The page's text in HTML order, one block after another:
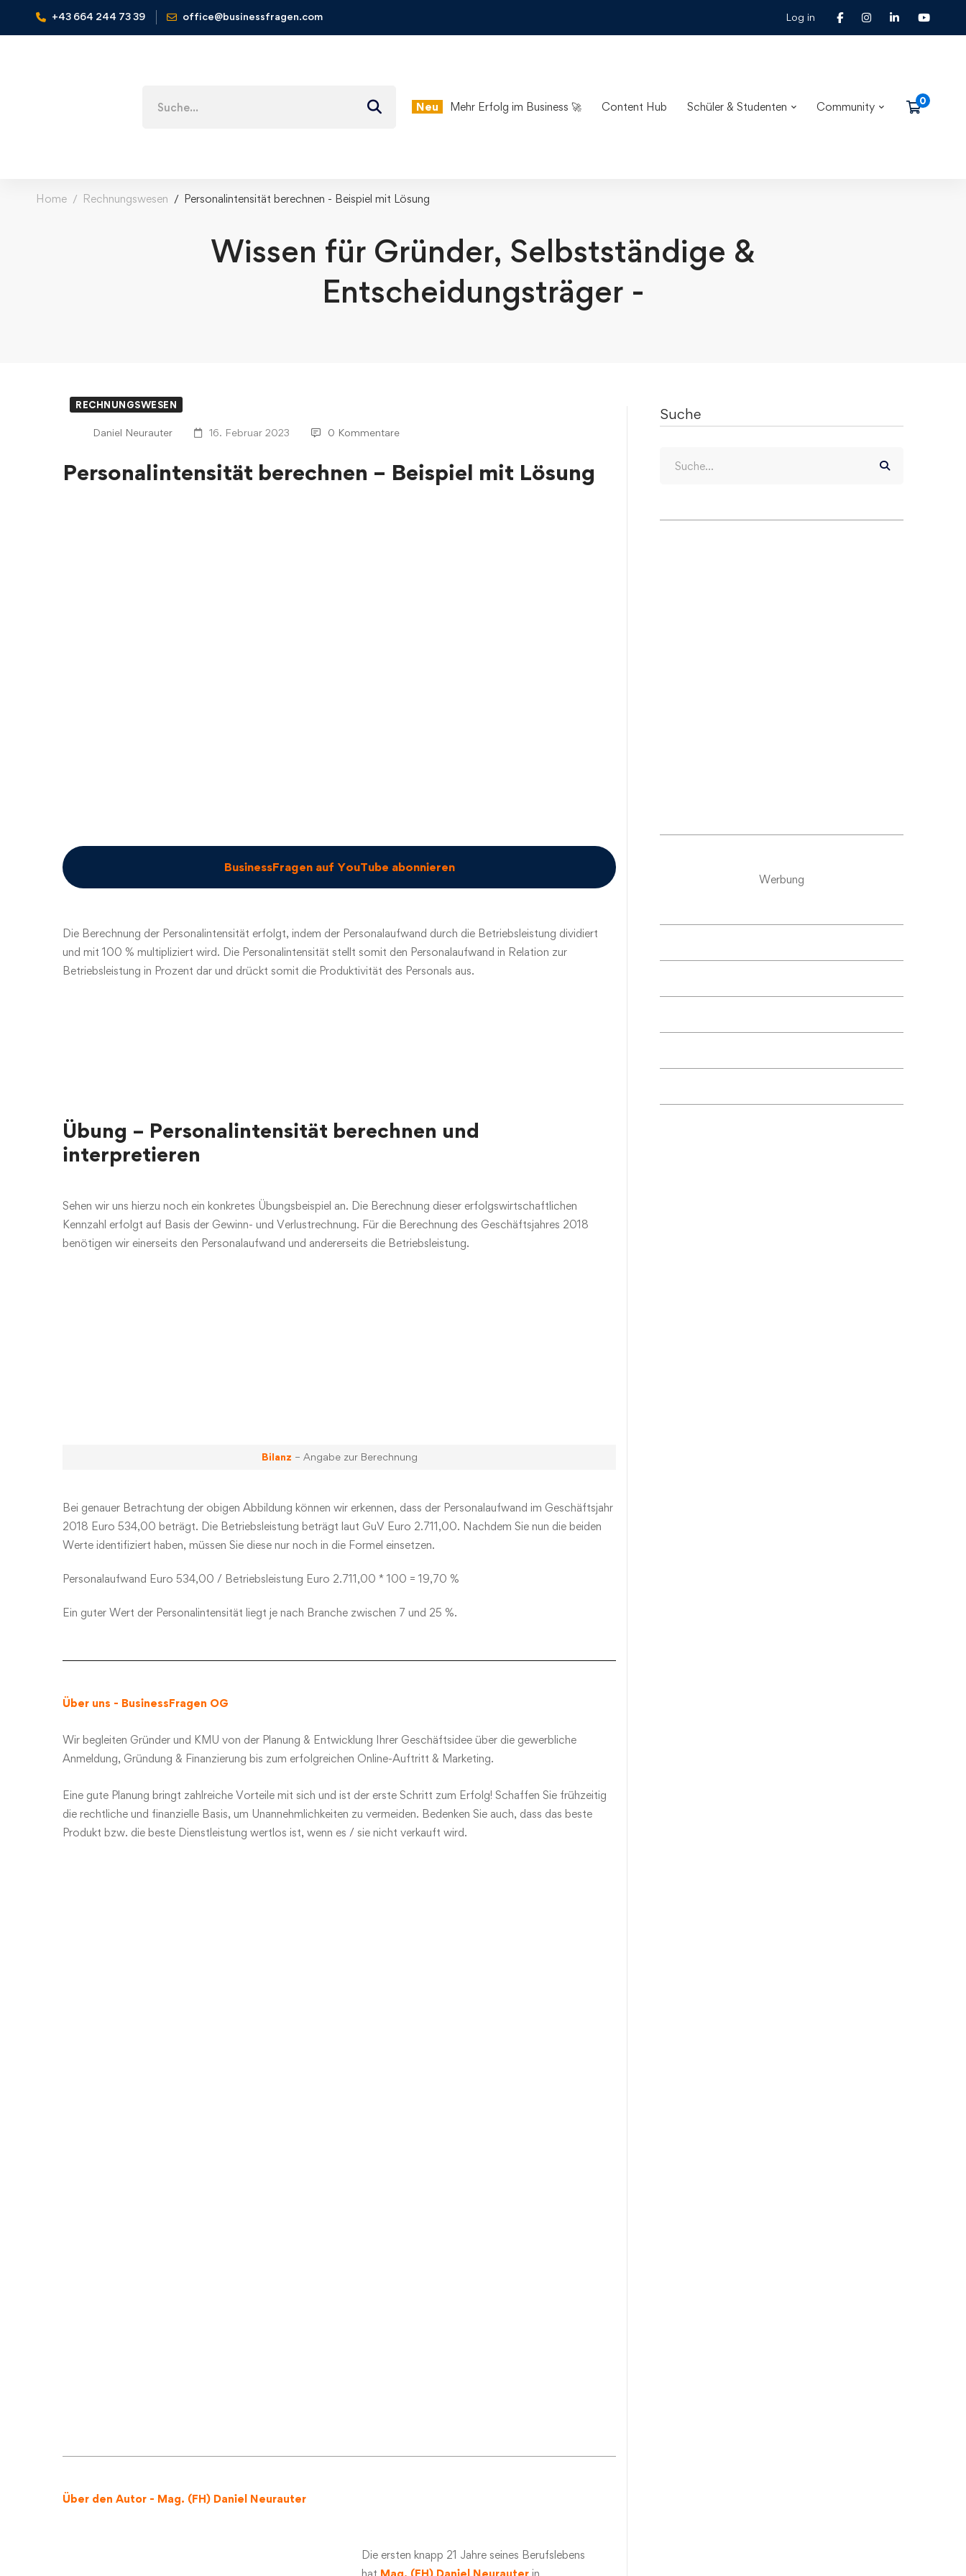
+43 664 244 73 39 office@businessfragen.com Log in
Neu Mehr Erfolg im Business 🚀 Content Hub Schüler & Studenten Community
Home Rechnungswesen Personalintensität berechnen - Beispiel mit Lösung
Wissen für Gründer, Selbstständige &
Entscheidungsträger -
RECHNUNGSWESEN
Daniel Neurauter 16. Februar 2023 0 Kommentare
Personalintensität berechnen – Beispiel mit Lösung
BusinessFragen auf YouTube abonnieren
Die Berechnung der Personalintensität erfolgt, indem der Personalaufwand durch die Betriebsleistung dividiert
und mit 100 % multipliziert wird. Die Personalintensität stellt somit den Personalaufwand in Relation zur
Betriebsleistung in Prozent dar und drückt somit die Produktivität des Personals aus.
Übung – Personalintensität berechnen und
interpretieren
Sehen wir uns hierzu noch ein konkretes Übungsbeispiel an. Die Berechnung dieser erfolgswirtschaftlichen
Kennzahl erfolgt auf Basis der Gewinn- und Verlustrechnung. Für die Berechnung des Geschäftsjahres 2018
benötigen wir einerseits den Personalaufwand und andererseits die Betriebsleistung.
Bilanz – Angabe zur Berechnung
Bei genauer Betrachtung der obigen Abbildung können wir erkennen, dass der Personalaufwand im Geschäftsjahr
2018 Euro 534,00 beträgt. Die Betriebsleistung beträgt laut GuV Euro 2.711,00. Nachdem Sie nun die beiden
Werte identifiziert haben, müssen Sie diese nur noch in die Formel einsetzen.
Personalaufwand Euro 534,00 / Betriebsleistung Euro 2.711,00 * 100 = 19,70 %
Ein guter Wert der Personalintensität liegt je nach Branche zwischen 7 und 25 %.
Über uns - BusinessFragen OG
Wir begleiten Gründer und KMU von der Planung & Entwicklung Ihrer Geschäftsidee über die gewerbliche
Anmeldung, Gründung & Finanzierung bis zum erfolgreichen Online-Auftritt & Marketing.
Eine gute Planung bringt zahlreiche Vorteile mit sich und ist der erste Schritt zum Erfolg! Schaffen Sie frühzeitig
die rechtliche und finanzielle Basis, um Unannehmlichkeiten zu vermeiden. Bedenken Sie auch, dass das beste
Produkt bzw. die beste Dienstleistung wertlos ist, wenn es / sie nicht verkauft wird.
Über den Autor - Mag. (FH) Daniel Neurauter
Die ersten knapp 21 Jahre seines Berufslebens
Suche
Werbung